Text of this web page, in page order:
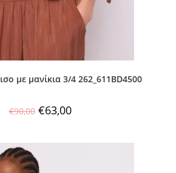
με μανίκια 3/4 262_611BD4500
€90,00 €63,00